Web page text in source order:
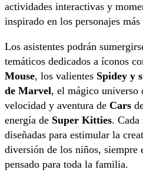
actividades interactivas y
inspirado en los personajes
Los asistentes podrán
temáticos dedicados a íconos
Mouse, los valientes Spidey y
de Marvel, el mágico universo
velocidad y aventura de Cars
energía de Super Kitties. Cada
diseñadas para estimular la
diversión de los niños, siempre
pensado para toda la familia.